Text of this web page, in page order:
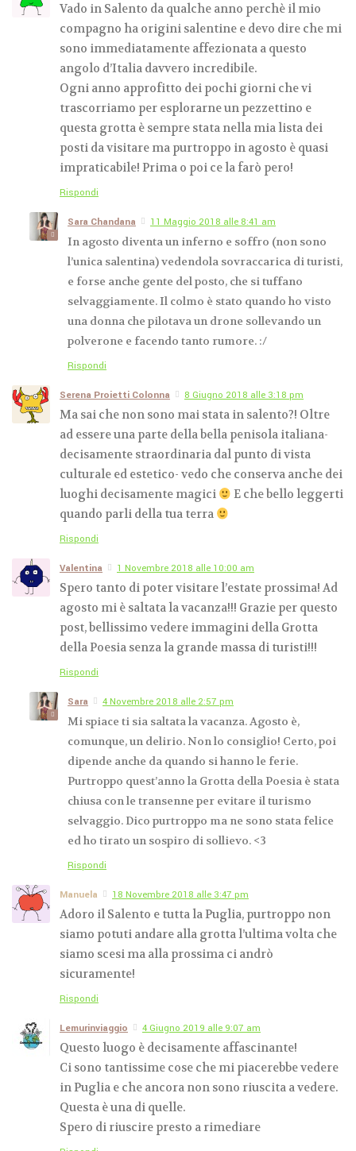
Vado in Salento da qualche anno perchè il mio
compagno ha origini salentine e devo dire che mi
sono immediatamente affezionata a questo
angolo d’Italia davvero incredibile.
Ogni anno approfitto dei pochi giorni che vi
trascorriamo per esplorarne un pezzettino e
questa grotta è sempre stata nella mia lista dei
posti da visitare ma purtroppo in agosto è quasi
impraticabile! Prima o poi ce la farò pero!
Rispondi
Sara Chandana 11 Maggio 2018 alle 8:41 am
In agosto diventa un inferno e soffro (non sono
l’unica salentina) vedendola sovraccarica di turisti,
e forse anche gente del posto, che si tuffano
selvaggiamente. Il colmo è stato quando ho visto
una donna che pilotava un drone sollevando un
polverone e facendo tanto rumore. :/
Rispondi
Serena Proietti Colonna 8 Giugno 2018 alle 3:18 pm
Ma sai che non sono mai stata in salento?! Oltre
ad essere una parte della bella penisola italiana-
decisamente straordinaria dal punto di vista
culturale ed estetico- vedo che conserva anche dei
luoghi decisamente magici
E che bello leggerti
quando parli della tua terra
Rispondi
Valentina 1 Novembre 2018 alle 10:00 am
Spero tanto di poter visitare l’estate prossima! Ad
agosto mi è saltata la vacanza!!! Grazie per questo
post, bellissimo vedere immagini della Grotta
della Poesia senza la grande massa di turisti!!!
Rispondi
Sara 4 Novembre 2018 alle 2:57 pm
Mi spiace ti sia saltata la vacanza. Agosto è,
comunque, un delirio. Non lo consiglio! Certo, poi
dipende anche da quando si hanno le ferie.
Purtroppo quest’anno la Grotta della Poesia è stata
chiusa con le transenne per evitare il turismo
selvaggio. Dico purtroppo ma ne sono stata felice
ed ho tirato un sospiro di sollievo. <3
Rispondi
Manuela 18 Novembre 2018 alle 3:47 pm
Adoro il Salento e tutta la Puglia, purtroppo non
siamo potuti andare alla grotta l’ultima volta che
siamo scesi ma alla prossima ci andrò
sicuramente!
Rispondi
Lemurinviaggio 4 Giugno 2019 alle 9:07 am
Questo luogo è decisamente affascinante!
Ci sono tantissime cose che mi piacerebbe vedere
in Puglia e che ancora non sono riuscita a vedere.
Questa è una di quelle.
Spero di riuscire presto a rimediare